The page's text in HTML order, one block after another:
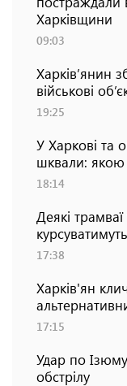
Харківщини
09:03
Харків’янин
військові
19:25
У Харкові та
шквали: якою
18:14
Деякі
17:38
Харків'ян
17:15
Удар по
обстрілу